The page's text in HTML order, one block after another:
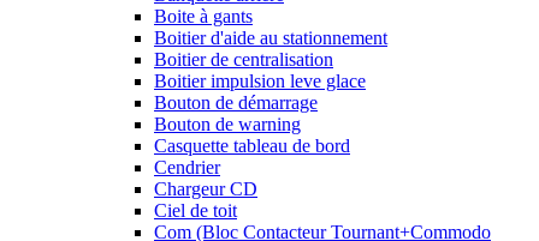
Boite à gants
Boitier d'aide au stationnement
Boitier de centralisation
Boitier impulsion leve glace
Bouton de démarrage
Bouton de warning
Casquette tableau de bord
Cendrier
Chargeur CD
Ciel de toit
Com (Bloc Contacteur Tournant+Commodo